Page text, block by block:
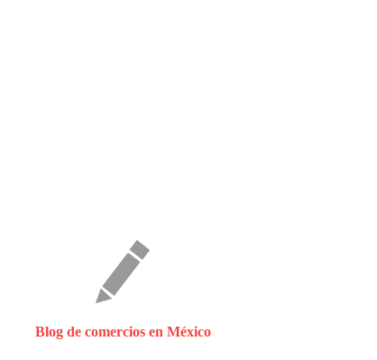
Blog de comercios en México